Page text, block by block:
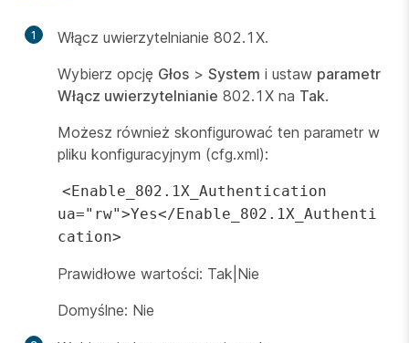
1
Włącz uwierzytelnianie 802.1X.
Wybierz opcję Głos > System i ustaw parametr
Włącz uwierzytelnianie 802.1X na Tak.
Możesz również skonfigurować ten parametr w
pliku konfiguracyjnym (cfg.xml):
<Enable_802.1X_Authentication
ua="rw">Yes</Enable_802.1X_Authenti
cation>
Prawidłowe wartości: Tak|Nie
Domyślne: Nie